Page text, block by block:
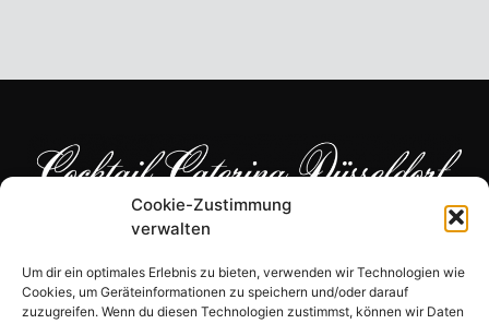
Cookie-Zustimmung
verwalten
Um dir ein optimales Erlebnis zu bieten, verwenden wir Technologien wie
Cookies, um Geräteinformationen zu speichern und/oder darauf
zuzugreifen. Wenn du diesen Technologien zustimmst, können wir Daten
+49 178 3527018